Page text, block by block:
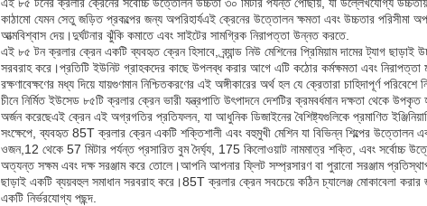
কাঠামো যেমন সেতু জড়িত প্রকল্পের জন্য অপরিহার্যএই ক্রেনের উত্তোলন ক্ষমতা এবং উচ্চতার পরিসীমা
আত্মবিশ্বাস দেয়।দুর্ঘটনার ঝুঁকি কমাতে এবং সাইটের সামগ্রিক নিরাপত্তা উন্নত করতে.
এই ৮৫ টন ক্রলার ক্রেন একটি ব্যবহৃত ক্রেন হিসাবে, ব্র্যান্ড নিউ মেশিনের প্রিমিয়াম দামের ট্যাগ
সরবরাহ করে।প্রতিটি ইউনিট গ্রাহকদের কাছে উপলব্ধ করার আগে এটি কঠোর কর্মক্ষমতা এবং নিরাপত্তা
রক্ষণাবেক্ষণের মধ্য দিয়ে যায়গুণমান নিশ্চিতকরণের এই অঙ্গীকারের অর্থ হল যে ক্রেতারা চাহিদাপূর্ণ
চীনে নির্মিত ইউসেড ৮৫টি ক্রলার ক্রেন ভারী যন্ত্রপাতি উৎপাদনে দেশটির ক্রমবর্ধমান দক্ষতা থেকে
অর্জন করেছেএই ক্রেন এই অগ্রগতির প্রতিফলন, যা আধুনিক ডিজাইনের বৈশিষ্ট্যগুলিকে প্রমাণিত
সংক্ষেপে, ব্যবহৃত 85T ক্রলার ক্রেন একটি শক্তিশালী এবং বহুমুখী মেশিন যা বিভিন্ন শিল্পের উত্তোলন
ওজন,12 থেকে 57 মিটার পর্যন্ত প্রসারিত বুম দৈর্ঘ্য, 175 কিলোওয়াট নামমাত্র শক্তি, এবং সর্বোচ্চ
অত্যন্ত সক্ষম এবং দক্ষ সরঞ্জাম করে তোলে।আপনি আপনার ফ্লিট সম্প্রসারণ বা পুরানো সরঞ্জাম
ছাড়াই একটি ব্যয়বহুল সমাধান সরবরাহ করে।85T ক্রলার ক্রেন সবচেয়ে কঠিন চ্যালেঞ্জ মোকাবেলা
একটি নির্ভরযোগ্য পছন্দ.